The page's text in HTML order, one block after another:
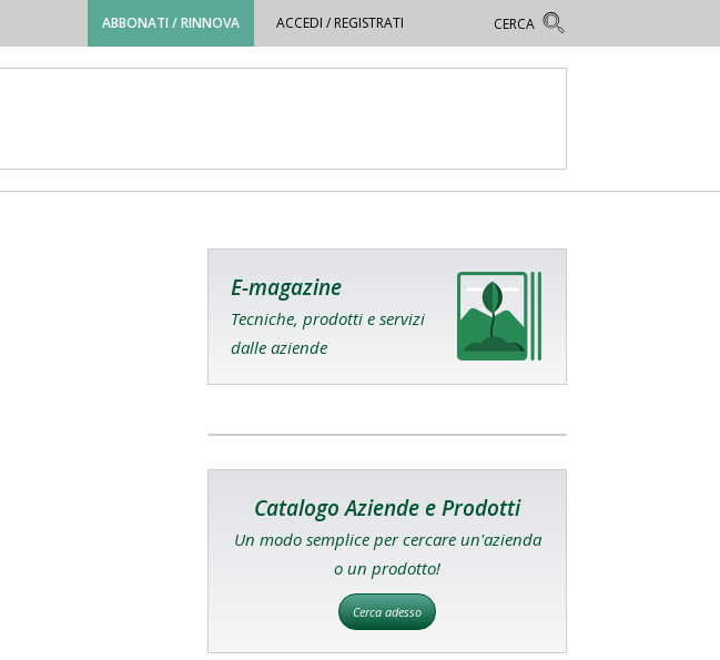
ABBONATI / RINNOVA ACCEDI / REGISTRATI
E-magazine
Tecniche, prodotti e servizi
dalle aziende
Catalogo Aziende e Prodotti
Un modo semplice per cercare un'azienda
o un prodotto!
Cerca adesso